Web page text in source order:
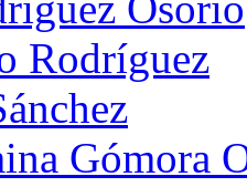
Rodríguez
Gómora